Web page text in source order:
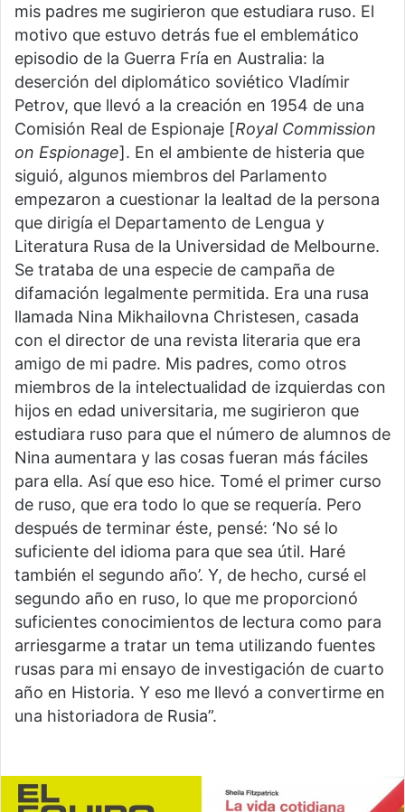
mis padres me sugirieron que estudiara ruso. El
motivo que estuvo detrás fue el emblemático
episodio de la Guerra Fría en Australia: la
deserción del diplomático soviético Vladímir
Petrov, que llevó a la creación en 1954 de una
Comisión Real de Espionaje [Royal Commission
on Espionage]. En el ambiente de histeria que
siguió, algunos miembros del Parlamento
empezaron a cuestionar la lealtad de la persona
que dirigía el Departamento de Lengua y
Literatura Rusa de la Universidad de Melbourne.
Se trataba de una especie de campaña de
difamación legalmente permitida. Era una rusa
llamada Nina Mikhailovna Christesen, casada
con el director de una revista literaria que era
amigo de mi padre. Mis padres, como otros
miembros de la intelectualidad de izquierdas con
hijos en edad universitaria, me sugirieron que
estudiara ruso para que el número de alumnos de
Nina aumentara y las cosas fueran más fáciles
para ella. Así que eso hice. Tomé el primer curso
de ruso, que era todo lo que se requería. Pero
después de terminar éste, pensé: ‘No sé lo
suficiente del idioma para que sea útil. Haré
también el segundo año’. Y, de hecho, cursé el
segundo año en ruso, lo que me proporcionó
suficientes conocimientos de lectura como para
arriesgarme a tratar un tema utilizando fuentes
rusas para mi ensayo de investigación de cuarto
año en Historia. Y eso me llevó a convertirme en
una historiadora de Rusia”.